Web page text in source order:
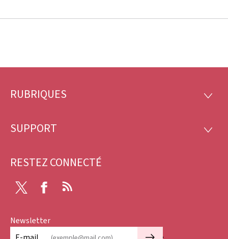
Pied
page
RUBRIQUES
SUPPORT
RESTEZ CONNECTÉ
Twitter Facebook
Newsletter